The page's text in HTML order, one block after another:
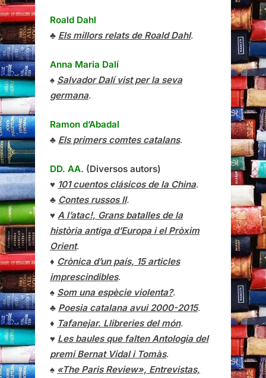
Roald Dahl
♣ Els millors relats de Roald Dahl.
Anna Maria Dalí
♠ Salvador Dalí vist per la seva
germana.
Ramon d’Abadal
♣ Els primers comtes catalans.
DD. AA. (Diversos autors)
♥ 101 cuentos clásicos de la China.
♣ Contes russos II.
♥ A l’atac!, Grans batalles de la
història antiga d’Europa i el Pròxim
Orient.
♦ Crònica d’un país, 15 articles
imprescindibles.
♠ Som una espècie violenta?.
♣ Poesia catalana avui 2000-2015.
♦ Tafanejar. Llibreries del món.
♥ Les baules que falten Antologia del
premi Bernat Vidal i Tomàs.
♠ «The Paris Review», Entrevistas,